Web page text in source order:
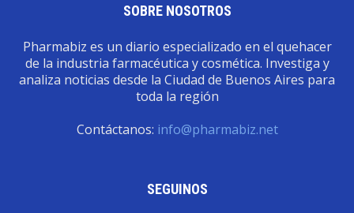
SOBRE NOSOTROS
Pharmabiz es un diario especializado en el quehacer
de la industria farmacéutica y cosmética. Investiga y
analiza noticias desde la Ciudad de Buenos Aires para
toda la región
Contáctanos: info@pharmabiz.net
SEGUINOS